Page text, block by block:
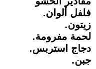
فلفل ألوان.
زيتون.
لحمة مفرومة.
دجاج استربس.
جبن.